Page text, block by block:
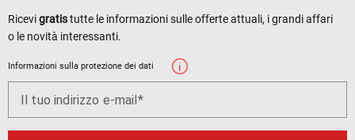
Ricevigratistutte le informazioni sulle offerte attuali, i grandi affari
o le novità interessanti.
Informazioni sulla protezione dei dati
Il tuo indirizzo e-mail